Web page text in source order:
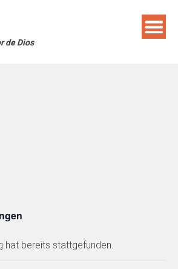
de Dios
hat bereits stattgefunden.